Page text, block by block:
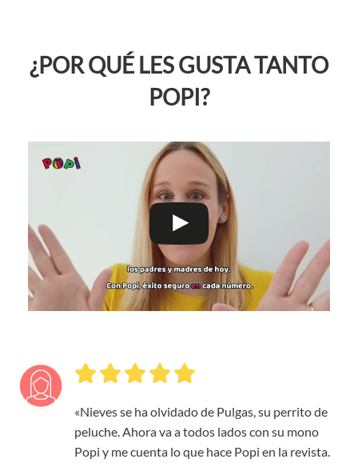
¿POR QUÉ LES GUSTA TANTO
POPI?
«Nieves se ha olvidado de Pulgas, su perrito de
peluche. Ahora va a todos lados con su mono
Popi y me cuenta lo que hace Popi en la revista.